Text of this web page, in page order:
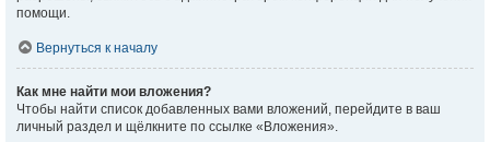
помощи.
Вернуться к началу
Как мне найти мои вложения?
Чтобы найти список добавленных вами вложений, перейдите в ваш
личный раздел и щёлкните по ссылке «Вложения».